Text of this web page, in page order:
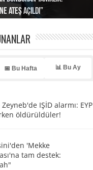
ateş açıldı”
planına fren!
📅 Bu Hafta 📊 Bu Ay
IŞİD alarmı: EYP
öldürüldüler!
'Mekke
tam destek: